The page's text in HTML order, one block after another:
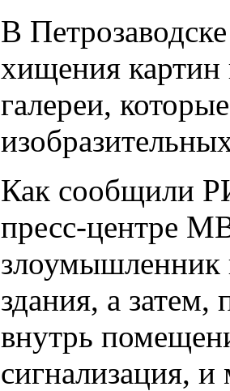
В
хищения картин
галереи,
Как сообщили
пресс-центре
злоумышленник
здания, а затем,
внутрь
сигнализация,